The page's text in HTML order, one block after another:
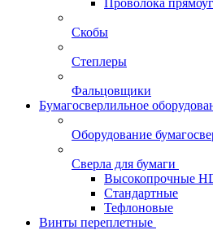
Проволока
Скобы
Степлеры
Фальцовщики
Бумагосверлильное
Оборудование
Сверла для бумаги
Высокопрочные
Стандартные
Тефлоновые
Винты переплетные